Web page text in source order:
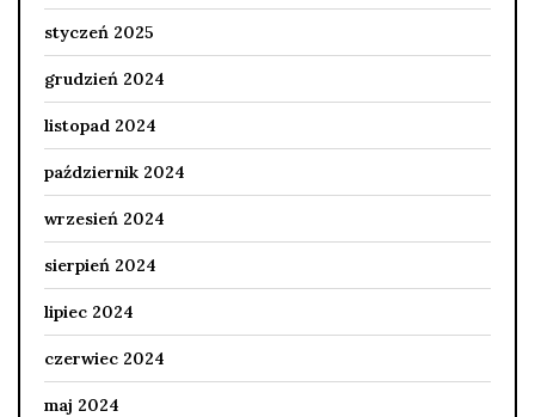
styczeń 2025
grudzień 2024
listopad 2024
październik 2024
wrzesień 2024
sierpień 2024
lipiec 2024
czerwiec 2024
maj 2024